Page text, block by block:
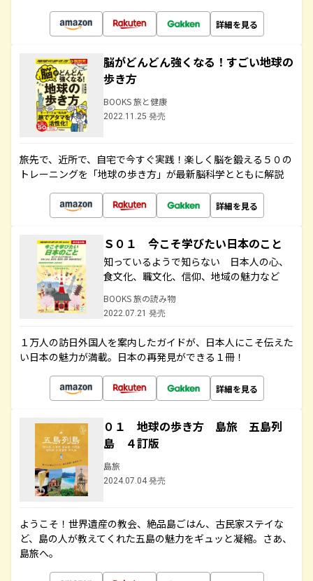
詳細を見る
脳がどんどん強くなる！すごい地球の
歩き方
BOOKS 旅と健康
2022.11.25 発売
旅先で、近所で、自宅で今すぐ実践！楽しく脳を鍛える５０の
トレーニングを「地球の歩き方」が最新脳科学とともに解説
詳細を見る
Ｓ０１ 今こそ学びたい日本のこと
知っているようで知らない 日本人の心、
食文化、職文化、信仰、地域の魅力など
BOOKS 旅の読み物
2022.07.21 発売
１万人の訪日外国人を案内したガイドが、日本人にこそ伝えた
い日本の魅力が満載。日本の再発見ができる１冊！
詳細を見る
０１ 地球の歩き方 島旅 五島列
島 ４訂版
島旅
2024.07.04 発売
ようこそ！世界遺産の教会、絶品島ごはん、古民家ステイな
ど、島の人が教えてくれた五島の魅力をギュッと凝縮。さあ、
島旅へ。